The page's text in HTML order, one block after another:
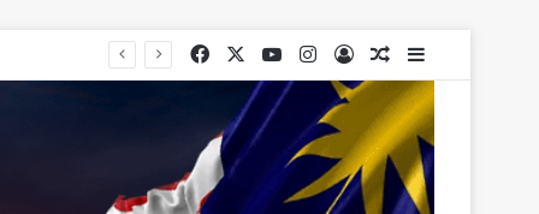
Facebook YouTubeInstagram
Log InRandom Article